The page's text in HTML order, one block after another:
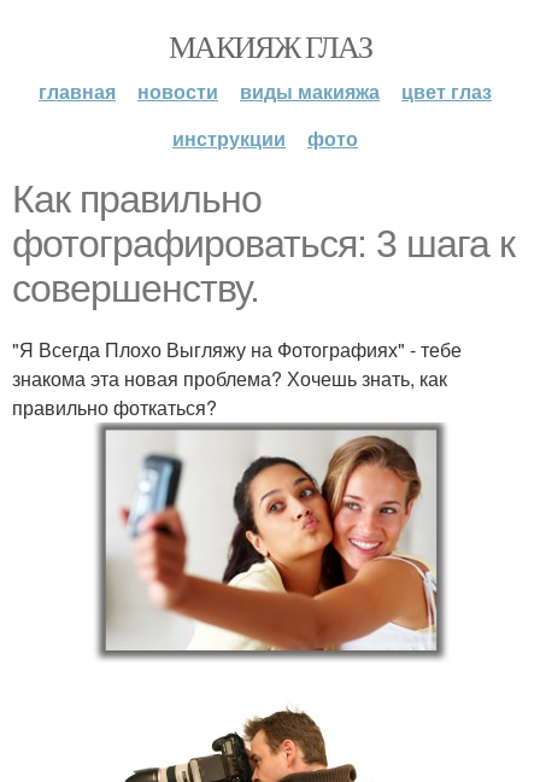
МАКИЯЖ ГЛАЗ
главная новости виды макияжа
цвет глаз
инструкции
фото
Как правильно
фотографироваться: 3 шага к
совершенству.
"Я Всегда Плохо Выгляжу на Фотографиях" - тебе
знакома эта новая проблема? Хочешь знать, как
правильно фоткаться?